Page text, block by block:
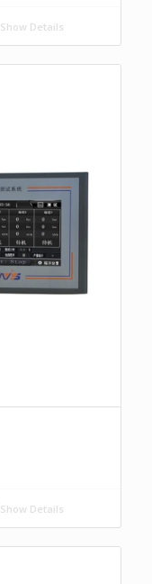
Show Details
Show Details